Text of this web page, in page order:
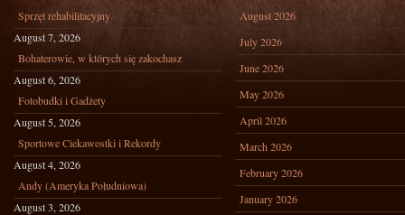
Sprzęt rehabilitacyjny
August 7, 2026
Bohaterowie, w których się zakochasz
August 6, 2026
Fotobudki i Gadżety
August 5, 2026
Sportowe Ciekawostki i Rekordy
August 4, 2026
Andy (Ameryka Południowa)
August 3, 2026
August 2026
July 2026
June 2026
May 2026
April 2026
March 2026
February 2026
January 2026